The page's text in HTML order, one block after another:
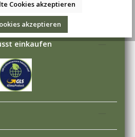
einkaufen
Cookies akzeptieren
akzeptieren